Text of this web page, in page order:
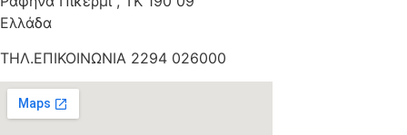
Ελλάδα
ΤΗΛ.ΕΠΙΚΟΙΝΩΝΙΑ 2294 026000